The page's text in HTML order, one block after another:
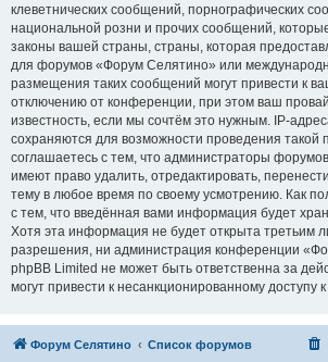
клеветнических сообщений, порнографических
национальной розни и прочих сообщений,
законы вашей страны, страны, которая
для форумов «Форум Селятино» или
размещения таких сообщений могут привести к
отключению от конференции, при этом ваш
известность, если мы сочтём это нужным. IP-
сохраняются для возможности проведения такой
соглашаетесь с тем, что администраторы
имеют право удалить, отредактировать,
тему в любое время по своему усмотрению. Как
с тем, что введённая вами информация будет
Хотя эта информация не будет открыта третьим
разрешения, ни администрация конференции
phpBB Limited не может быть ответственна за
могут привести к несанкционированному доступу
Форум Селятино Список форумов